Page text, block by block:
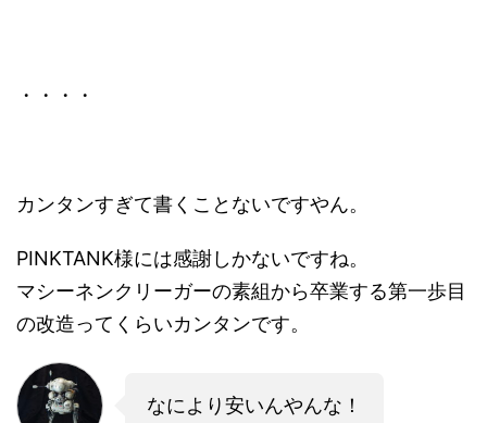
・・・・
カンタンすぎて書くことないですやん。
PINKTANK様には感謝しかないですね。
マシーネンクリーガーの素組から卒業する第一歩目
の改造ってくらいカンタンです。
なにより安いんやんな！